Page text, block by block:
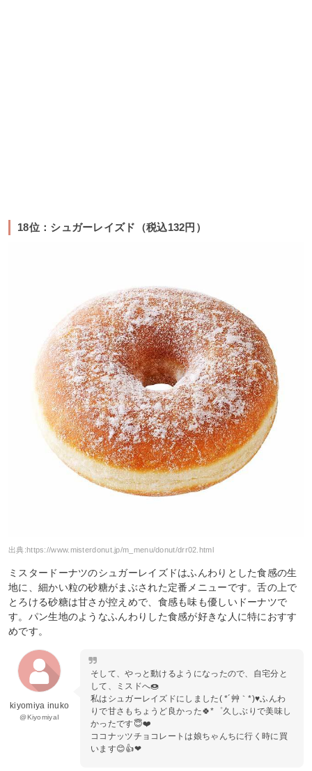
18位：シュガーレイズド（税込132円）
出典:https://www.misterdonut.jp/m_menu/donut/drr02.html
ミスタードーナツのシュガーレイズドはふんわりとした食感の生
地に、細かい粒の砂糖がまぶされた定番メニューです。舌の上で
とろける砂糖は甘さが控えめで、食感も味も優しいドーナツで
す。パン生地のようなふんわりした食感が好きな人に特におすす
めです。
kiyomiya inuko
@KiyomiyaI
そして、やっと動けるようになったので、自宅分と
して、ミスドへ🍩
私はシュガーレイズドにしました( *´艸｀*)♥ふんわ
りで甘さもちょうど良かった🍀*゜久しぶりで美味し
かったです😇❤️
ココナッツチョコレートは娘ちゃんちに行く時に買
います😊👍❤